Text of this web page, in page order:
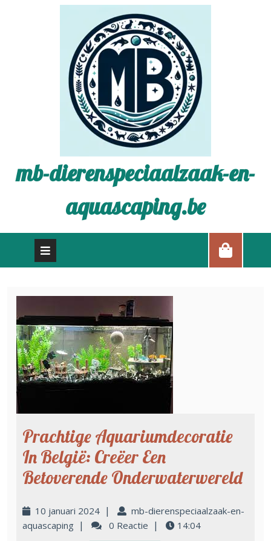
mb-dierenspeciaalzaak-en-
aquascaping.be
Prachtige Aquariumdecoratie
In België: Creëer Een
Betoverende Onderwaterwereld
10 januari 2024 |
mb-dierenspeciaalzaak-en-
aquascaping | 0 Reactie | 14:04